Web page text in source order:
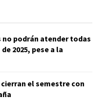
podrán atender todas
2025, pese a la
el semestre con